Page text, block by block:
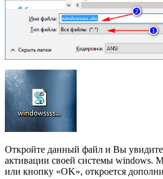
Откройте данный файл и Вы
активации своей системы windows.
или кнопку «OK», откроется